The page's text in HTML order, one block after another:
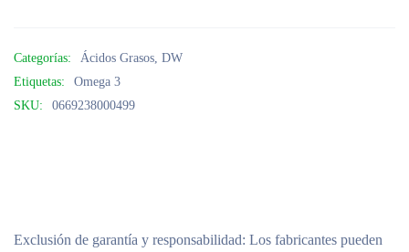
Categorías: Ácidos Grasos DW
Etiquetas:
Omega 3
SKU:
0669238000499
Exclusión de garantía y responsabilidad: Los fabricantes pueden